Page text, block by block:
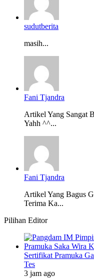
sudutberita
masih...
Fani Tjandra
Artikel Yang Sangat
Yahh ^^...
Fani Tjandra
Artikel Yang Bagus
Terima Ka...
Pilihan Editor
Sertifikat Pramuka
Tes
3 jam ago